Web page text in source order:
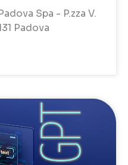
Spa - P.zza V.
Padova